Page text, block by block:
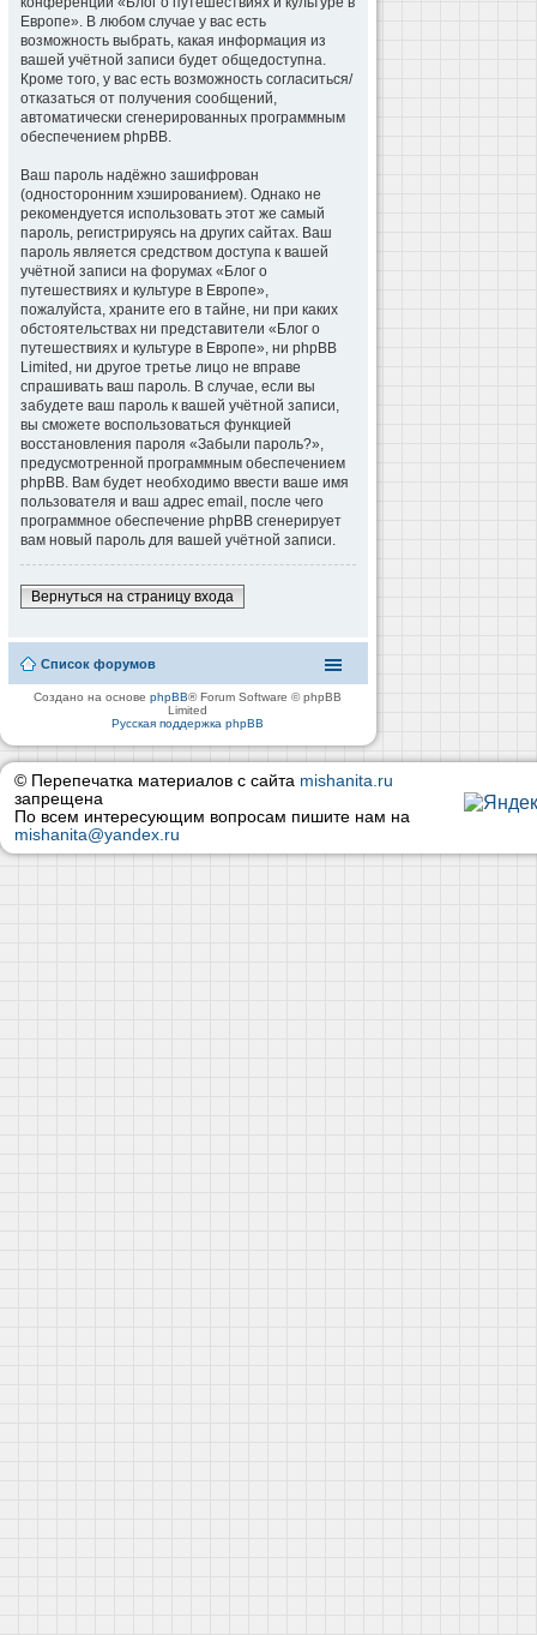
Европе». В любом случае у вас есть
возможность выбрать, какая информация из
вашей учётной записи будет общедоступна.
Кроме того, у вас есть возможность согласиться/
отказаться от получения сообщений,
автоматически сгенерированных программным
обеспечением phpBB.
Ваш пароль надёжно зашифрован
(односторонним хэшированием). Однако не
рекомендуется использовать этот же самый
пароль, регистрируясь на других сайтах. Ваш
пароль является средством доступа к вашей
учётной записи на форумах «Блог о
путешествиях и культуре в Европе»,
пожалуйста, храните его в тайне, ни при каких
обстоятельствах ни представители «Блог о
путешествиях и культуре в Европе», ни phpBB
Limited, ни другое третье лицо не вправе
спрашивать ваш пароль. В случае, если вы
забудете ваш пароль к вашей учётной записи,
вы сможете воспользоваться функцией
восстановления пароля «Забыли пароль?»,
предусмотренной программным обеспечением
phpBB. Вам будет необходимо ввести ваше имя
пользователя и ваш адрес email, после чего
программное обеспечение phpBB сгенерирует
вам новый пароль для вашей учётной записи.
Вернуться на страницу входа
Список форумов
Создано на основеphpBB® Forum Software © phpBB
Limited
Русская поддержка phpBB
© Перепечатка материалов с сайта mishanita.ru
запрещена
По всем интересующим вопросам пишите нам на
mishanita@yandex.ru